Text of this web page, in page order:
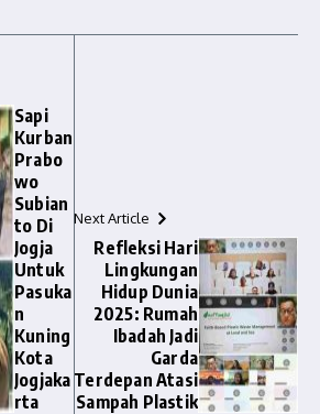
Sapi
Kurban
Prabo
wo
Subian
to Di
Jogja
Untuk
Pasuka
n
Kuning
Kota
Jogjaka
rta
Next Article
Refleksi Hari
Lingkungan
Hidup Dunia
2025: Rumah
Ibadah Jadi
Garda
Terdepan Atasi
Sampah Plastik